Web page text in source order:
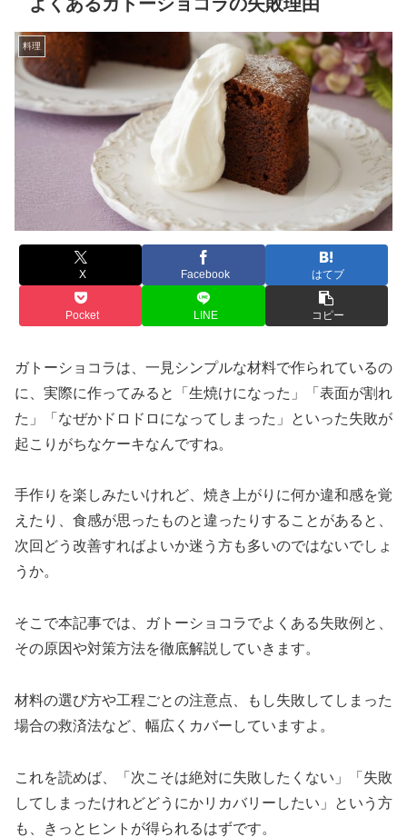
料理
X Facebook はてブ
Pocket LINE コピー
ガトーショコラは、一見シンプルな材料で作られているの
に、実際に作ってみると「生焼けになった」「表面が割れ
た」「なぜかドロドロになってしまった」といった失敗が
起こりがちなケーキなんですね。
手作りを楽しみたいけれど、焼き上がりに何か違和感を覚
えたり、食感が思ったものと違ったりすることがあると、
次回どう改善すればよいか迷う方も多いのではないでしょ
うか。
そこで本記事では、ガトーショコラでよくある失敗例と、
その原因や対策方法を徹底解説していきます。
材料の選び方や工程ごとの注意点、もし失敗してしまった
場合の救済法など、幅広くカバーしていますよ。
これを読めば、「次こそは絶対に失敗したくない」「失敗
してしまったけれどどうにかリカバリーしたい」という方
も、きっとヒントが得られるはずです。